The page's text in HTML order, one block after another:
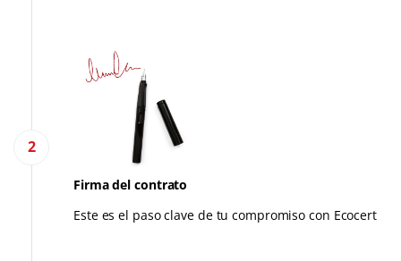
2
Firma del contrato
Este es el paso clave de tu compromiso con Ecocert